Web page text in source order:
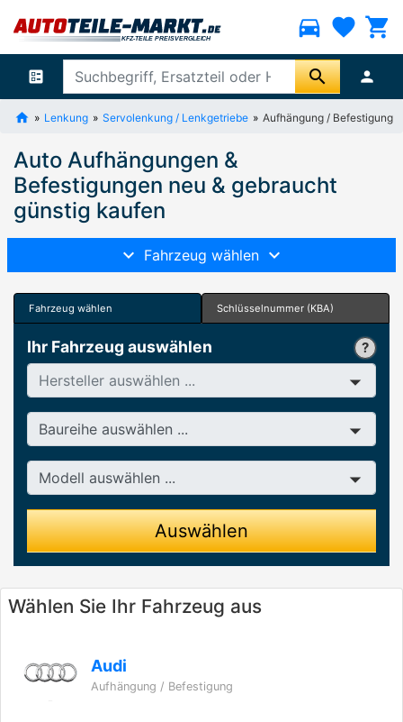
directions_car favorite shopping_cart
ballot search person
Lenkung Servolenkung / Lenkgetriebe Aufhängung / Befestigung
Auto Aufhängungen &
Befestigungen neu & gebraucht
günstig kaufen
Fahrzeug wählen
Fahrzeug wählen Schlüsselnummer (KBA)
Ihr Fahrzeug auswählen
Hersteller
Baureihe
Modell
Auswählen
Wählen Sie Ihr Fahrzeug aus
Audi
Aufhängung / Befestigung